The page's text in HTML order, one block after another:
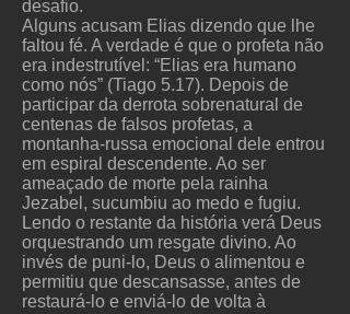
desafio.
Alguns acusam Elias dizendo que lhe
faltou fé. A verdade é que o profeta não
era indestrutível: “Elias era humano
como nós” (Tiago 5.17). Depois de
participar da derrota sobrenatural de
centenas de falsos profetas, a
montanha-russa emocional dele entrou
em espiral descendente. Ao ser
ameaçado de morte pela rainha
Jezabel, sucumbiu ao medo e fugiu.
Lendo o restante da história verá Deus
orquestrando um resgate divino. Ao
invés de puni-lo, Deus o alimentou e
permitiu que descansasse, antes de
restaurá-lo e enviá-lo de volta à